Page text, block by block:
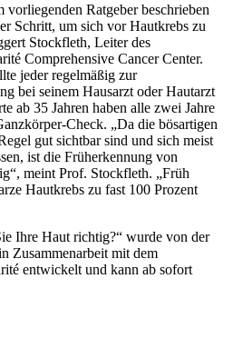
vorliegenden Ratgeber beschrieben
Schritt, um sich vor Hautkrebs zu
Stockfleth, Leiter des
Comprehensive Cancer Center.
jeder regelmäßig zur
bei seinem Hausarzt oder Hautarzt
ab 35 Jahren haben alle zwei Jahre
Check. „Da die bösartigen
gut sichtbar sind und sich meist
ist die Früherkennung von
meint Prof. Stockfleth. „Früh
Hautkrebs zu fast 100 Prozent
Ihre Haut richtig?“ wurde von der
Zusammenarbeit mit dem
entwickelt und kann ab sofort